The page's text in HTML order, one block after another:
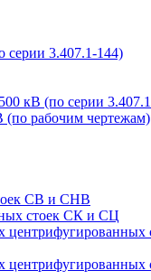
3.407.1-144)
кВ (по серии
рабочим чертежам)
СВ и СНВ
стоек СК и СЦ
центрифугированных